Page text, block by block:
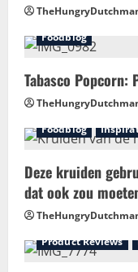
Foodblog
Tabasco Popcorn:
Foodblog
Deze kruiden
dat ook zou
Product Reviews